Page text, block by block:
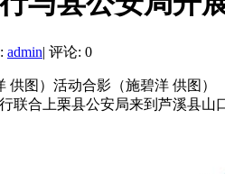
admin| 评论: 0
供图）活动合影（施碧洋 供图
联合上栗县公安局来到芦溪县山